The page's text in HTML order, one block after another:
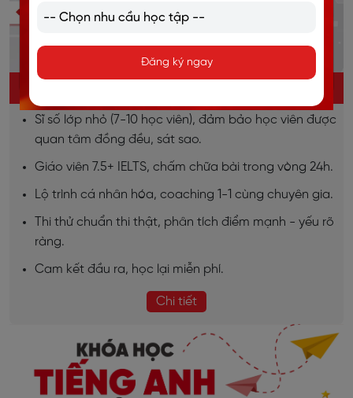
Sĩ số lớp nhỏ (7-10 học viên), đảm bảo học viên được
quan tâm đồng đều, sát sao.
Giáo viên 7.5+ IELTS, chấm chữa bài trong vòng 24h.
Lộ trình cá nhân hóa, coaching 1-1 cùng chuyên gia.
Thi thử chuẩn thi thật, phân tích điểm mạnh - yếu rõ
ràng.
Cam kết đầu ra, học lại miễn phí.
Chi tiết
Đăng ký ngay